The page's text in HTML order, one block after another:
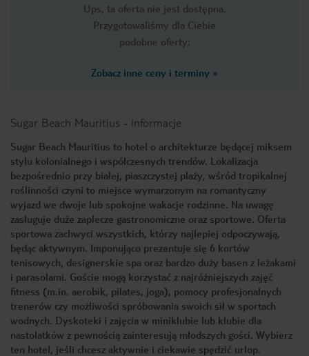
Ups, ta oferta nie jest dostępna.
Przygotowaliśmy dla Ciebie
podobne oferty:
Zobacz inne ceny i terminy »
Sugar Beach Mauritius - informacje
Sugar Beach Mauritius to hotel o architekturze będącej miksem
stylu kolonialnego i współczesnych trendów. Lokalizacja
bezpośrednio przy białej, piaszczystej plaży, wśród tropikalnej
roślinności czyni to miejsce wymarzonym na romantyczny
wyjazd we dwoje lub spokojne wakacje rodzinne. Na uwagę
zasługuje duże zaplecze gastronomiczne oraz sportowe. Oferta
sportowa zachwyci wszystkich, którzy najlepiej odpoczywają,
będąc aktywnym. Imponująco prezentuje się 6 kortów
tenisowych, designerskie spa oraz bardzo duży basen z leżakami
i parasolami. Goście mogą korzystać z najróżniejszych zajęć
fitness (m.in. aerobik, pilates, joga), pomocy profesjonalnych
trenerów czy możliwości spróbowania swoich sił w sportach
wodnych. Dyskoteki i zajęcia w miniklubie lub klubie dla
nastolatków z pewnością zainteresują młodszych gości. Wybierz
ten hotel, jeśli chcesz aktywnie i ciekawie spędzić urlop.